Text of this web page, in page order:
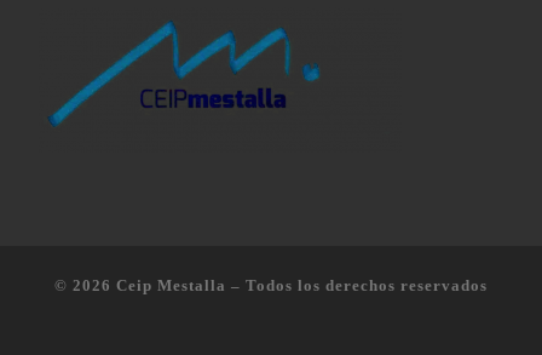
© 2026 Ceip Mestalla – Todos los derechos reservados